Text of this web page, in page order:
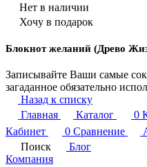
Нет в наличии
Хочу в подарок
Блокнот желаний (Древо
Записывайте Ваши самые
загаданное обязательно
Назад к списку
Главная
Каталог 0
Кабинет
0 Сравнение
Поиск
Блог
Компания